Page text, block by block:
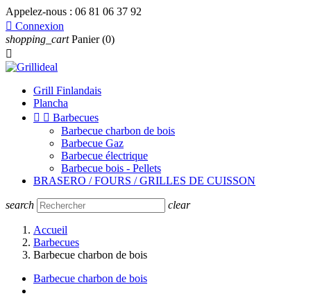
Appelez-nous : 06 81 06 37 92
 Connexion
shopping_cart Panier (0)

Grill Finlandais
Plancha
  Barbecues
Barbecue charbon de bois
Barbecue Gaz
Barbecue électrique
Barbecue bois - Pellets
BRASERO / FOURS / GRILLES DE CUISSON
search clear
Accueil
Barbecues
Barbecue charbon de bois
Barbecue charbon de bois